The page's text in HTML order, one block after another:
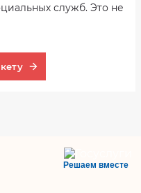
служб. Это не
Решаем вместе